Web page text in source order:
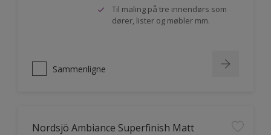
Til maling på tre innendørs som
dører, lister og møbler mm.
Sammenligne
Nordsjö Ambiance Superfinish Matt